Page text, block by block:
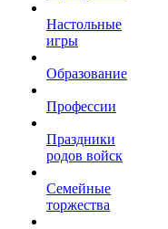
Настольные
игры
Образование
Профессии
Праздники
родов войск
Семейные
торжества